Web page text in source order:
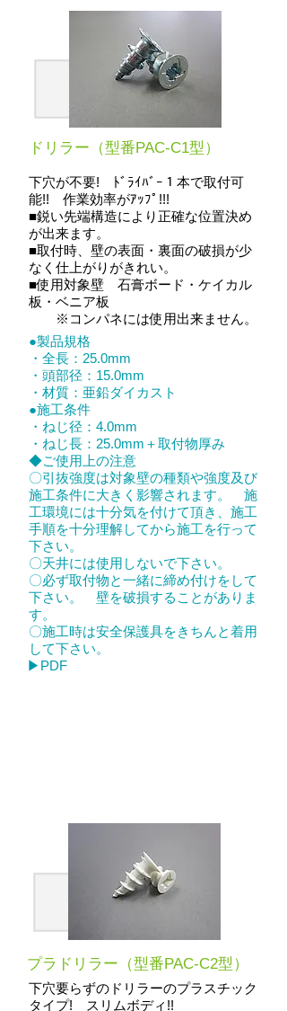
ドリラー（型番PAC-C1型）
下穴が不要! ﾄﾞﾗｲﾊﾞｰ１本で取付可
能!! 作業効率がｱｯﾌﾟ!!!
■鋭い先端構造により正確な位置決め
が出来ます。
■取付時、壁の表面・裏面の破損が少
なく仕上がりがきれい。
■使用対象壁 石膏ボード・ケイカル
板・ベニア板
※コンパネには使用出来ません。
●製品規格
・全長：25.0mm
・頭部径：15.0mm
・材質：亜鉛ダイカスト
●施工条件
・ねじ径：4.0mm
・ねじ長：25.0mm＋取付物厚み
◆ご使用上の注意
〇引抜強度は対象壁の種類や強度及び
施工条件に大きく影響されます。 施
工環境には十分気を付けて頂き、施工
手順を十分理解してから施工を行って
下さい。
〇天井には使用しないで下さい。
〇必ず取付物と一緒に締め付けをして
下さい。 壁を破損することがありま
す。
〇施工時は安全保護具をきちんと着用
して下さい。
​▶PDF
プラドリラー（型番PAC-C2型）
下穴要らずのドリラーのプラスチック
タイプ! スリムボディ!!